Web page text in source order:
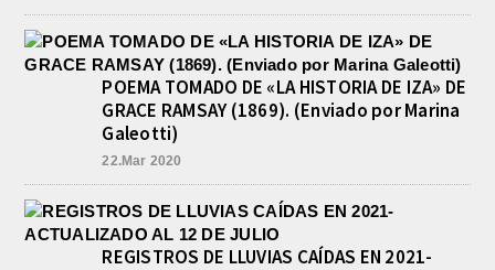
POEMA TOMADO DE «LA HISTORIA DE IZA» DE
GRACE RAMSAY (1869). (Enviado por Marina
Galeotti)
22.Mar 2020
REGISTROS DE LLUVIAS CAÍDAS EN 2021-